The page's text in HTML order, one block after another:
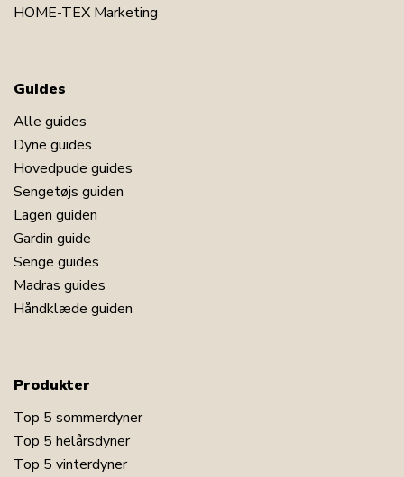
HOME-TEX Marketing
Guides
Alle guides
Dyne guides
Hovedpude guides
Sengetøjs guiden
Lagen guiden
Gardin guide
Senge guides
Madras guides
Håndklæde guiden
Produkter
Top 5 sommerdyner
Top 5 helårsdyner
Top 5 vinterdyner